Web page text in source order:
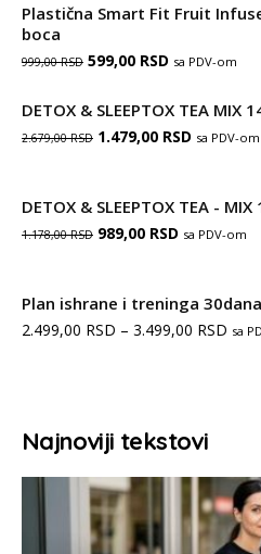
Plastična Smart Fit Fruit
boca
999,00RSD Оригинална
599,00 RSD Тренутна
sa PDV-om
DETOX & SLEEPTOX TEA MIX
2.679,00RSD Оригинална
је
била:
1.479,00 RSD Тренутна
је:
1.479,00
sa PDV-om
DETOX & SLEEPTOX TEA -
1.178,00RSD Оригинална
је
била:
989,00 RSD Тренутна
је:
989,00 RSD.
sa PDV-om
Plan ishrane i treninga
2.499,00 RSD – 3.499,00 RSD sa
Najnoviji tekstovi